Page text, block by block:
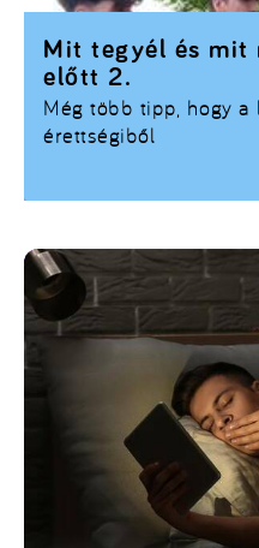
Még több tipp, hogy
érettségiből
Mit tegyél és mit
előtt 2.